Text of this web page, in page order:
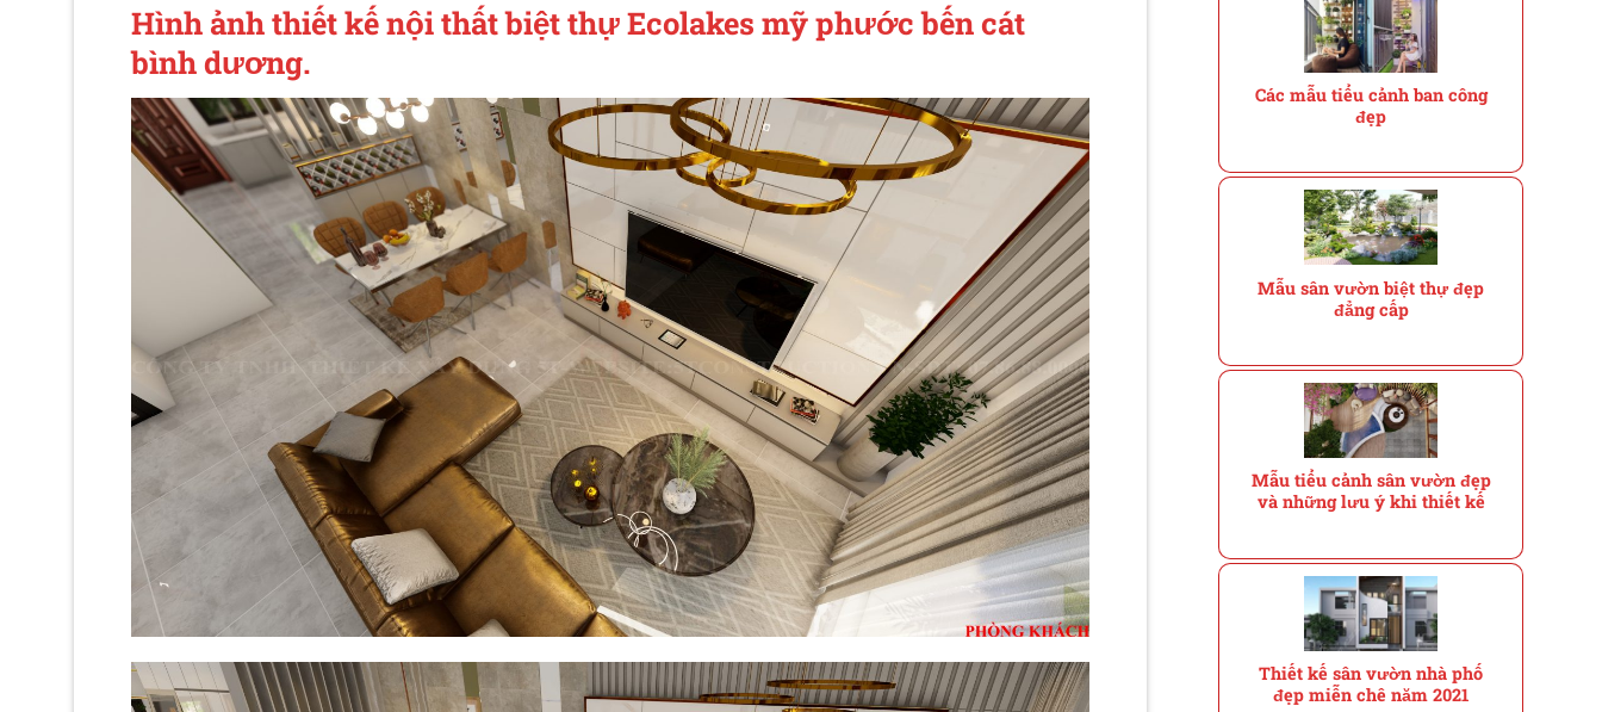
Hình ảnh thiết kế nội thất biệt thự Ecolakes mỹ phước bến cát
bình dương.
Các mẫu tiểu cảnh ban công
đẹp
Mẫu sân vườn biệt thự đẹp
đẳng cấp
Mẫu tiểu cảnh sân vườn đẹp
và những lưu ý khi thiết kế
Thiết kế sân vườn nhà phố
đẹp miễn chê năm 2021